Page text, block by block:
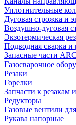
Уплотнительные
Дуговая строжка и
Воздушно-дуговая
Экзотермическая
Подводная сварка и
Запасные части
Газосварочное
Резаки
Горелки
Запчасти к резакам
Редукторы
Газовые вентили
Рукава напорные